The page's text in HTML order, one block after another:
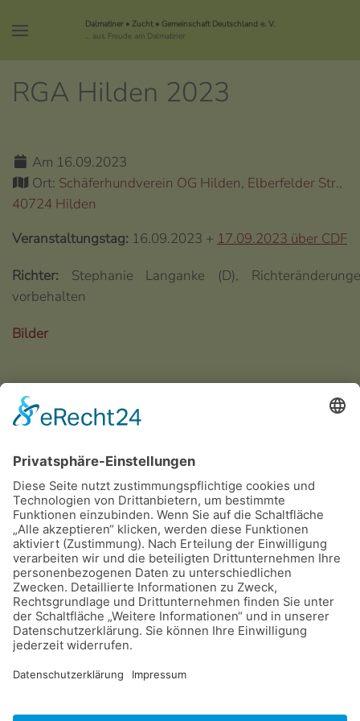
Dalmatiner • Zucht • Gemeinschaft Deutschland e. V.
... aus Freude am Dalmatiner
RGA Hilden 2023
Am 16.09.2023
Ort: Schäferhundverein OG Hilden, Elberfelder Str.,
40724 Hilden
Veranstaltungstag: 16.09.2023 + 17.09.2023 über CDF
Richter: Stephanie Langanke (D),
vorbehalten
Bilder
Dateien
RGA Hilden 16.09.2023
Ergebnisse CDF Clubsiegerschau Hilden 17.092023
Deutschland e.V.